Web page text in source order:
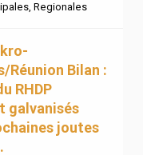
, Regionales
Réunion Bilan :
RHDP
galvanisés
joutes